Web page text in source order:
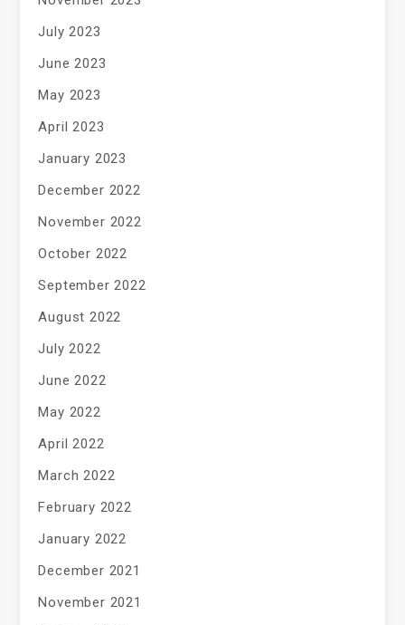
July 2023
June 2023
May 2023
April 2023
January 2023
December 2022
November 2022
October 2022
September 2022
August 2022
July 2022
June 2022
May 2022
April 2022
March 2022
February 2022
January 2022
December 2021
November 2021